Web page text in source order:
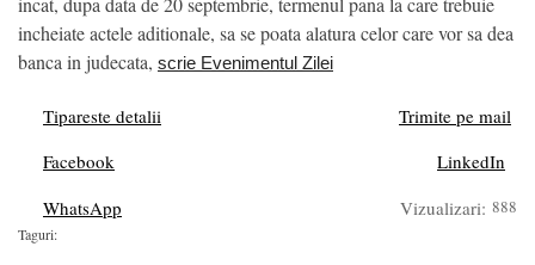
incheiate actele aditionale, sa se poata alatura celor care vor sa dea
banca in judecata, scrie Evenimentul Zilei
Tipareste detalii
Trimite pe mail
Facebook
LinkedIn
WhatsApp
Vizualizari: 888
Taguri: